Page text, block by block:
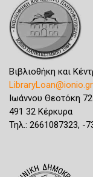
Βιβλιοθήκη και
LibraryLoan@ionio.gr
Ιωάννου Θεοτόκη 72
491 32 Κέρκυρα
Τηλ.: 2661087323, -